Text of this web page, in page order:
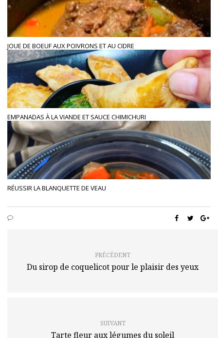
JOUE DE BOEUF AUX POIVRONS ET AU CIDRE
EMPANADAS À LA VIANDE ET SAUCE CHIMICHURI
RÉUSSIR LA BLANQUETTE DE VEAU
PRÉCÉDENT
Du sirop de coquelicot pour le plaisir des yeux
SUIVANT
Tarte fleur aux légumes du soleil